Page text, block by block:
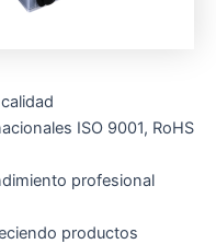
ISO 9001, RoHS
profesional
productos